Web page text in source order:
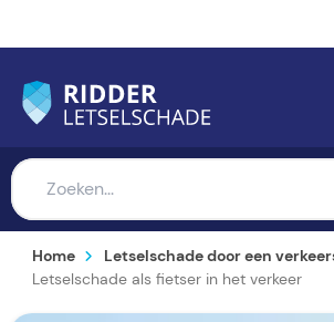
Home
Letselschade door een
Letselschade als fietser in het verkeer